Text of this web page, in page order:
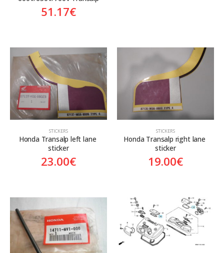
51.17€
STICKERS
Honda Transalp left lane
sticker
23.00€
STICKERS
Honda Transalp right lane
sticker
19.00€